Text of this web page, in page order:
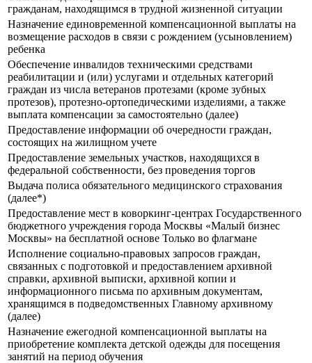
гражданам, находящимся в трудной жизненной ситуации
Назначение единовременной компенсационной выплаты на
возмещение расходов в связи с рождением (усыновлением)
ребенка
Обеспечение инвалидов техническими средствами
реабилитации и (или) услугами и отдельных категорий
граждан из числа ветеранов протезами (кроме зубных
протезов), протезно-ортопедическими изделиями, а также
выплата компенсации за самостоятельно (далее)
Предоставление информации об очередности граждан,
состоящих на жилищном учете
Предоставление земельных участков, находящихся в
федеральной собственности, без проведения торгов
Выдача полиса обязательного медицинского страхования
(далее*)
Предоставление мест в коворкинг-центрах Государственного
бюджетного учреждения города Москвы «Малый бизнес
Москвы» на бесплатной основе Только во флагмане
Исполнение социально-правовых запросов граждан,
связанных с подготовкой и предоставлением архивной
справки, архивной выписки, архивной копии и
информационного письма по архивным документам,
хранящимся в подведомственных Главному архивному
(далее)
Назначение ежегодной компенсационной выплаты на
приобретение комплекта детской одежды для посещения
занятий на период обучения